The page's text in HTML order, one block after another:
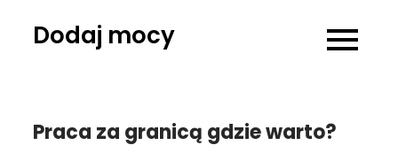
Dodaj mocy
Praca za granicą gdzie warto?